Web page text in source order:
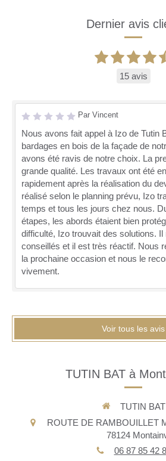
Dernier avis
15 avis
Par Vincent
Nous avons fait appel à Izo de Tutin
bardages en bois de la façade de
avons été ravis de notre choix. La
grande qualité. Les travaux ont été
rapidement après la réalisation du
réalisé selon le planning prévu, Izo
temps et tous les jours chez nous.
étapes, les abords étaient bien
difficulté, Izo trouvait des solutions.
conseillés et il est très réactif. Nous
la prochaine occasion et nous le
vivement.
Voir tous les avis
TUTIN BAT à
TUTIN BAT
ROUTE DE RAMBOUILLET
78124
06 87 85 42